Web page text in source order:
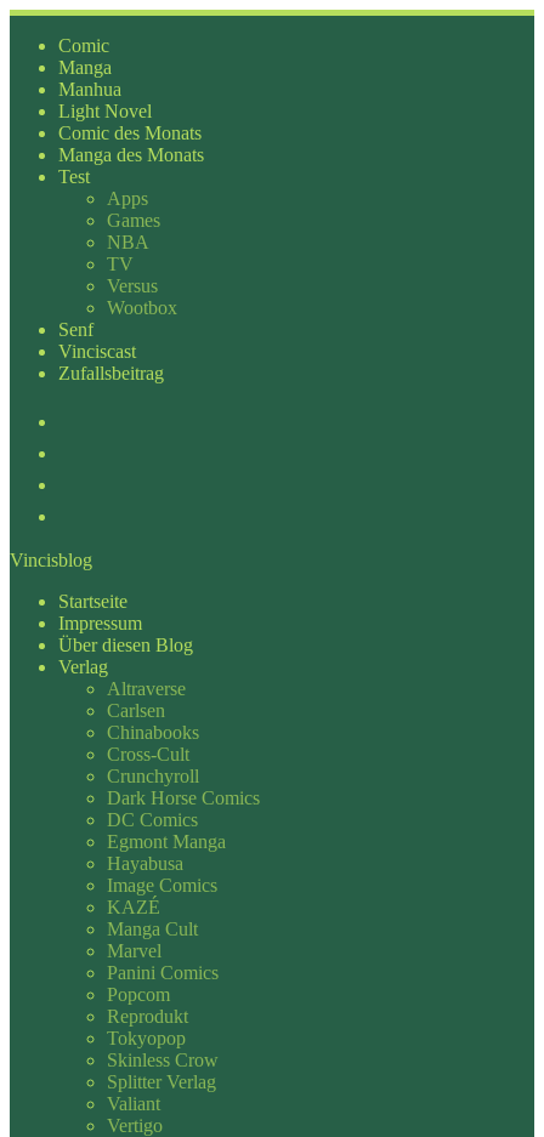
Zum
Inhalt
springen
Comic
Manga
Manhua
Light Novel
Comic des Monats
Manga des Monats
Test
Apps
Games
NBA
TV
Versus
Wootbox
Senf
Vinciscast
Zufallsbeitrag
Vincisblog
Startseite
Impressum
Über diesen Blog
Verlag
Altraverse
Carlsen
Chinabooks
Cross-Cult
Crunchyroll
Dark Horse Comics
DC Comics
Egmont Manga
Hayabusa
Image Comics
KAZÉ
Manga Cult
Marvel
Panini Comics
Popcom
Reprodukt
Tokyopop
Skinless Crow
Splitter Verlag
Valiant
Vertigo